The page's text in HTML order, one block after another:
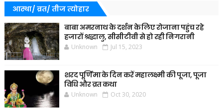
आस्था/ व्रत/ तीज त्‍योहार
बाबा अमरनाथ के दर्शन के लिए रोजाना पहुंच रहे
हजारों श्रद्धालु, सीसीटीवी से हो रही निगरानी
Unknown Jul 15, 2023
शरद पूर्णिमा के दिन करें महालक्ष्मी की पूजा, पूजा
विधि और व्रत कथा
Unknown Oct 30, 2020